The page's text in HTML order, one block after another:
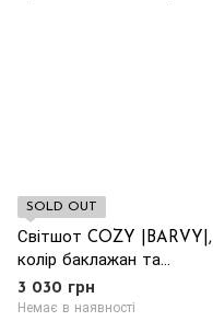
SOLD OUT
Світшот COZY |BARVY|,
колір баклажан та
гірчичний
3 030 грн
Немає в наявності